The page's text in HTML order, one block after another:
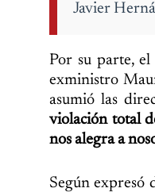
Javier
Por su parte,
exministro
asumió las
violación total
nos alegra a
Según expresó